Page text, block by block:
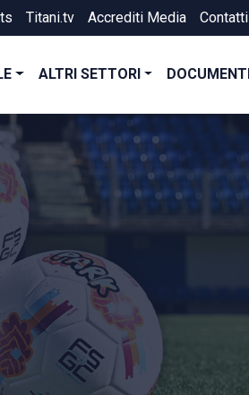
Titani.tv Accrediti Media Contatti
ALTRI SETTORI DOCUMENTI